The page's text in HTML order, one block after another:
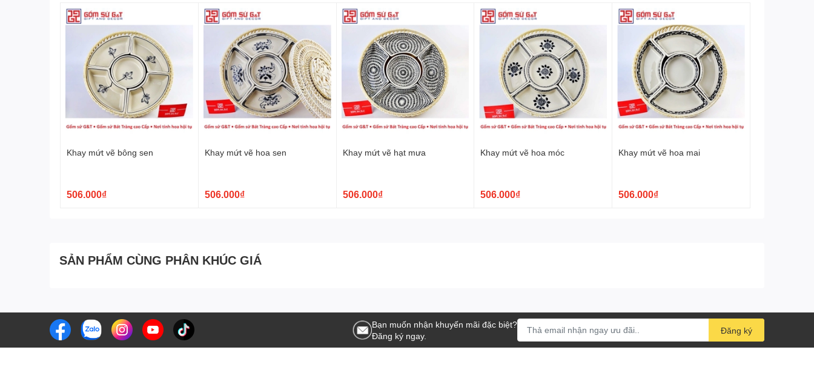
Khay mứt vẽ bông sen
506.000₫
Khay mứt vẽ hoa sen
506.000₫
Khay mứt vẽ hạt mưa
506.000₫
Khay mứt vẽ hoa móc
506.000₫
Khay mứt vẽ hoa mai
506.000₫
SẢN PHẨM CÙNG PHÂN KHÚC GIÁ
Bạn muốn nhận khuyến mãi đặc biệt?
Đăng ký ngay.
Đăng ký